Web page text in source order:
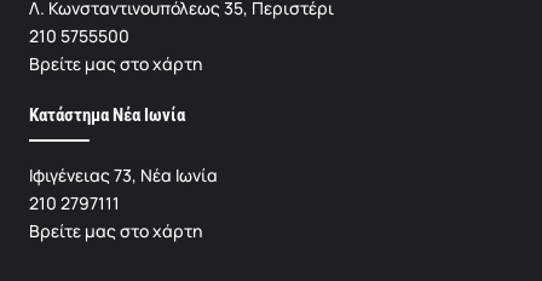
Λ. Κωνσταντινουπόλεως 35, Περιστέρι
210 5755500
Βρείτε μας στο χάρτη
Κατάστημα Νέα Ιωνία
Ιφιγένειας 73, Νέα Ιωνία
210 2797111
Βρείτε μας στο χάρτη